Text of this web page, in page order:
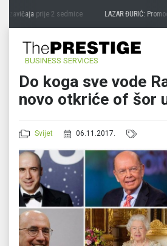
zavičajaprije 2 sedmice LAZAR ĐURIĆ:
BUSINESS SERVICES
Do koga sve vode
novo otkriće of šor
Svijet 06.11.2017.